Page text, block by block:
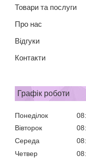
Товари та послуги
Про нас
Відгуки
Контакти
Графік роботи
Понеділок
Вівторок
Середа
Четвер